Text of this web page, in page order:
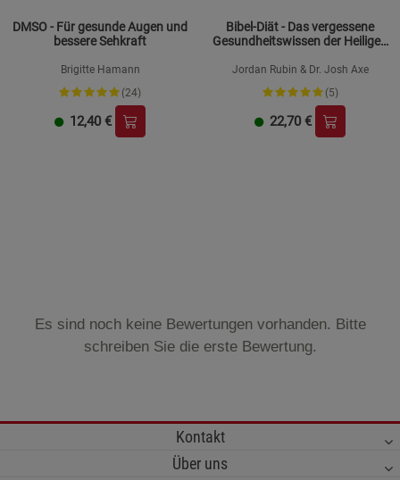
DMSO - Für gesunde Augen und
bessere Sehkraft
Brigitte Hamann
(24)
12,40 €
Bibel-Diät - Das vergessene
Gesundheitswissen der Heiligen
Jordan Rubin & Dr. Josh Axe
(5)
22,70 €
Es sind noch keine Bewertungen vorhanden. Bitte
schreiben Sie die erste Bewertung.
Kontakt
Über uns